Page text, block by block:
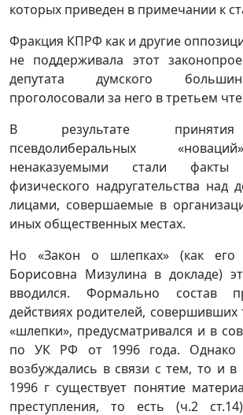
которых приведен в примечании к
Фракция КПРФ как и другие
не поддерживала этот
депутата думского
проголосовали за него в третьем
В результате принятия
псевдолиберальных
ненаказуемыми стали
физического надругательства
лицами, совершаемые в
иных общественных местах.
Но «Закон о шлепках» (как его
Борисовна Мизулина в докладе)
вводился. Формально состав
действиях родителей,
«шлепки», предусматривался и в
по УК РФ от 1996 года. Однако
возбуждались в связи с тем, то и
1996 г существует понятие
преступления, то есть (ч.2